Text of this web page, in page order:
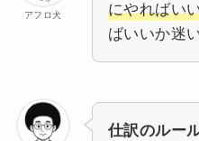
アフロ犬
にやればい
ばいいか迷
仕訳のルー